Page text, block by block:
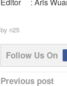
Editor : Aris
by n25
Follow Us On
Post
Previous post